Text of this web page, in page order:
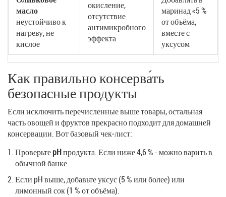
масло
неустойчиво к
нагреву, не
кислое
окисление,
отсутствие
антимикробного
эффекта
маринад <5 %
от объёма,
вместе с
уксусом
Как правильно консерва́ть
безопасные продукты
Если исключить перечисленные выше товары, остальная
часть овощей и фруктов прекрасно подходит для домашней
консервации. Вот базовый чек‑лист:
ПроверьтеpHпродукта. Если ниже 4,6 % - можно варить в
обычной банке.
Если pH выше, добавьте уксус (5 % или более) или
лимонный сок (1 % от объёма).